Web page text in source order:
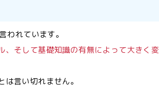
われています。
そして基礎知識の有無によって大きく変
言い切れません。